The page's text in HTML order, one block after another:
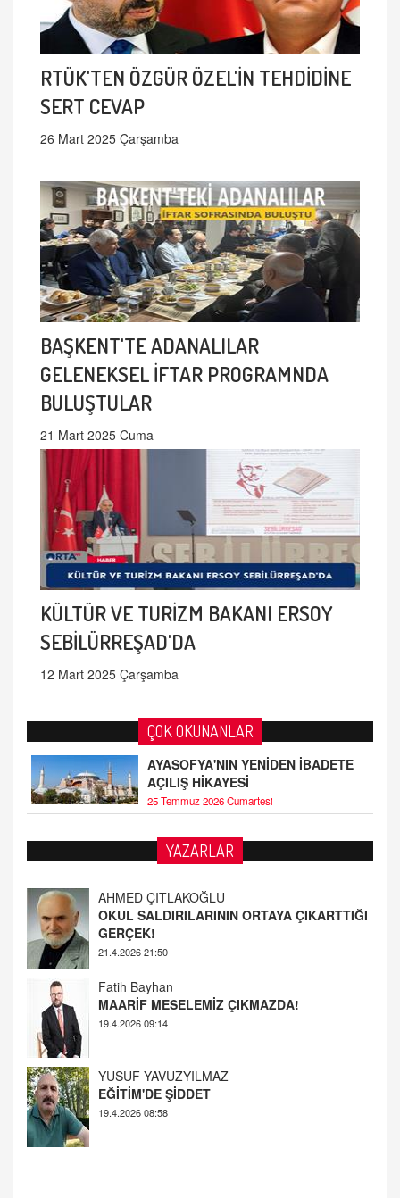
RTÜK'TEN ÖZGÜR ÖZEL'İN TEHDİDİNE
SERT CEVAP
26 Mart 2025 Çarşamba
BAŞKENT'TE ADANALILAR
GELENEKSEL İFTAR PROGRAMNDA
BULUŞTULAR
21 Mart 2025 Cuma
KÜLTÜR VE TURİZM BAKANI ERSOY
SEBİLÜRREŞAD'DA
12 Mart 2025 Çarşamba
ÇOK OKUNANLAR
AYASOFYA'NIN YENİDEN İBADETE
AÇILIŞ HİKAYESİ
25 Temmuz 2026 Cumartesi
YAZARLAR
AHMED ÇITLAKOĞLU
OKUL SALDIRILARININ ORTAYA ÇIKARTTIĞI
21.4.2026 21:50
Fatih Bayhan
MAARİF MESELEMİZ ÇIKMAZDA!
YUSUF YAVUZYILMAZ